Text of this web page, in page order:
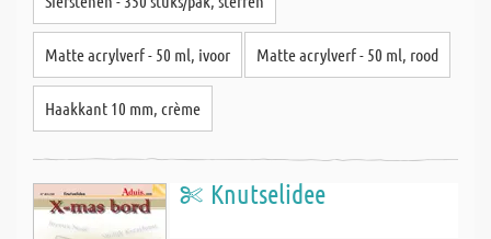
Matte acrylverf - 50 ml, ivoor Matte acrylverf - 50 ml, rood
Haakkant 10 mm, crème
Knutselidee